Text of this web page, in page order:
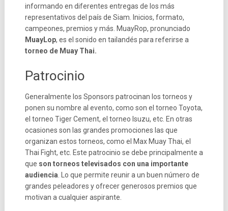
informando en diferentes entregas de los más
representativos del país de Siam. Inicios, formato,
campeones, premios y más. MuayRop, pronunciado
MuayLop, es el sonido en tailandés para referirse a
torneo de Muay Thai.
Patrocinio
Generalmente los Sponsors patrocinan los torneos y
ponen su nombre al evento, como son el torneo Toyota,
el torneo Tiger Cement, el torneo Isuzu, etc. En otras
ocasiones son las grandes promociones las que
organizan estos torneos, como el Max Muay Thai, el
Thai Fight, etc. Este patrocinio se debe principalmente a
que son torneos televisados con una importante
audiencia. Lo que permite reunir a un buen número de
grandes peleadores y ofrecer generosos premios que
motivan a cualquier aspirante.